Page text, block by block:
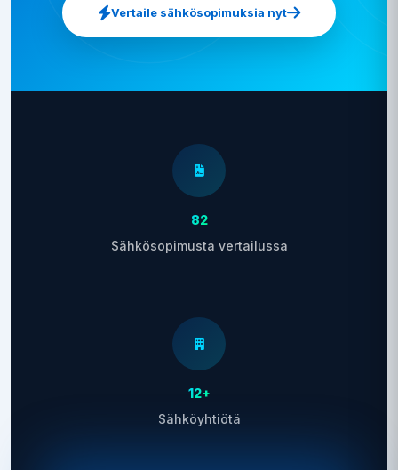
Vertaile sähkösopimuksia nyt
82
Sähkösopimusta vertailussa
12+
Sähköyhtiötä